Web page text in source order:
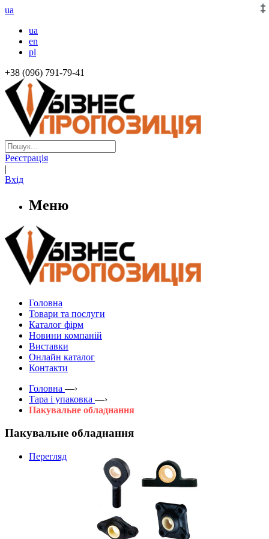
ua
ua
en
pl
+38 (096) 791-79-41
Реєстрація
|
Вхід
Меню
Головна
Товари та послуги
Каталог фірм
Новини компаній
Виставки
Онлайн каталог
Контакти
Головна —›
Тара і упаковка —›
Пакувальне обладнання
Пакувальне обладнання
Перегляд